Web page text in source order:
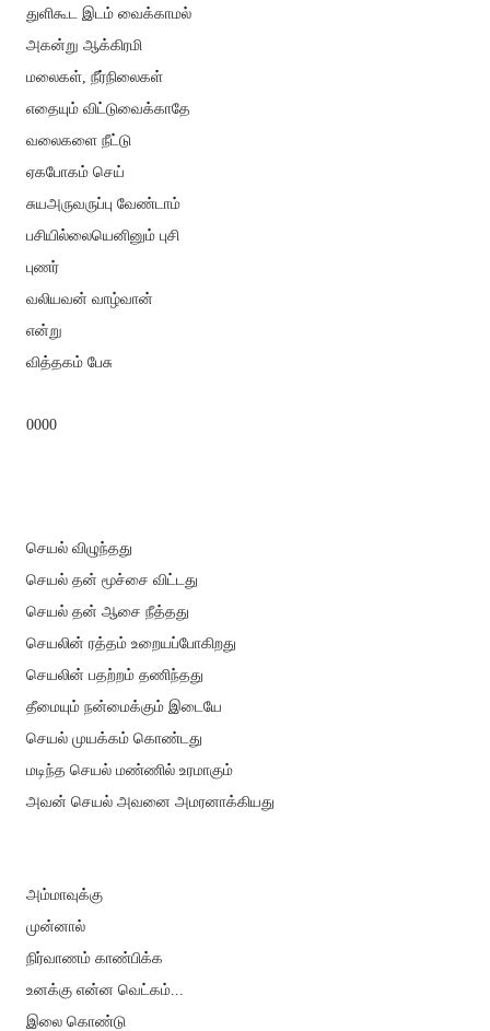
துளிகூட இடம் வைக்காமல்
அகன்று ஆக்கிரமி
மலைகள், நீர்நிலைகள்
எதையும் விட்டுவைக்காதே
வலைகளை நீட்டு
ஏகபோகம் செய்
சுயஅருவருப்பு வேண்டாம்
பசியில்லையெனினும் புசி
புணர்
வலியவன் வாழ்வான்
என்று
வித்தகம் பேசு
0000
செயல் விழுந்தது
செயல் தன் மூச்சை விட்டது
செயல் தன் ஆசை நீத்தது
செயலின் ரத்தம் உறையப்போகிறது
செயலின் பதற்றம் தணிந்தது
தீமையும் நன்மைக்கும் இடையே
செயல் முயக்கம் கொண்டது
மடிந்த செயல் மண்ணில் உரமாகும்
அவன் செயல் அவனை அமரனாக்கியது
அம்மாவுக்கு
முன்னால்
நிர்வாணம் காண்பிக்க
உனக்கு என்ன வெட்கம்...
இலை கொண்டு